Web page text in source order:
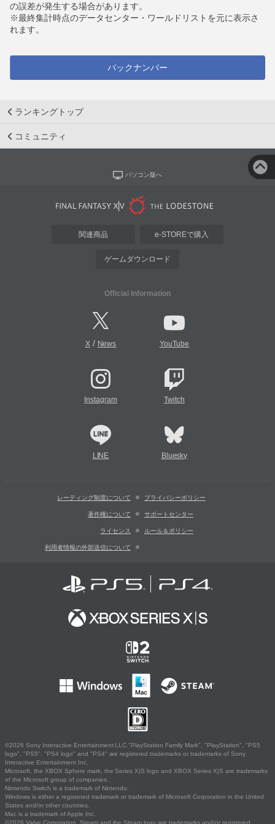
の誤差が発生する場合があります。
※最終集計時点のデータセンター・ワールドリストを元に表示さ
れます。
バックナンバー
ランキングトップ
コミュニティ
パソコン版へ
関連商品 e-STOREで購入
ゲームダウンロード
Official Information
X/ News YouTube
Instagram Twitch
LINE Bluesky
レーティング制度について プライバシーポリシー
著作権について サポートセンター
ライセンス ルール＆ポリシー
利用者情報の外部送信について
©2026 Sony Interactive Entertainment LLC."PlayStation Family Mark", "PlayStation", "PS5
logo", "PS5", "PS4 logo" and "PS4" are registered trademarks or trademarks of Sony
Interactive Entertainment Inc.
Microsoft, the XBOX Sphere mark, the Series X|S logo and XBOX Series X|S are trademarks
of the Microsoft group of companies.
Nintendo Switch is a trademark of Nintendo.
Windows is either a registered trademark or trademark of Microsoft Corporation in the United
States and/or other countries.
Mac is a trademark of Apple Inc.
©2026 Valve Corporation. Steam and the Steam logo are trademarks and/or registered